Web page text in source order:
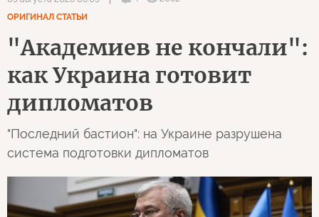
ОРИГИНАЛ СТАТЬИ
"Академиев не кончали":
как Украина готовит
дипломатов
"Последний бастион": на Украине разрушена
система подготовки дипломатов